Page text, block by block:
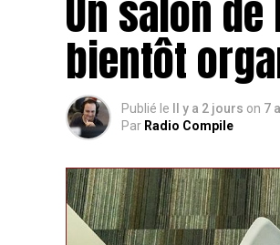
Un salon
bientôt
Publié le Il y a 2 jours on 7
Par Radio Compile